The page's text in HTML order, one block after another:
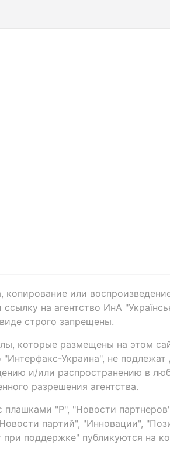
копирование или
на агентство ИнА
строго запрещены.
которые размещены на этом
"Интерфакс-Украина", не
и/или распространению в
разрешения агентства.
плашками "Р", "Новости
партий", "Инновации",
при поддержке" публикуются на